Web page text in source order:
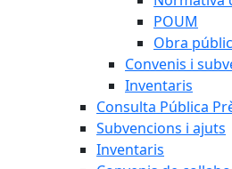
POUM
Obra
Convenis i
Inventaris
Consulta Pública
Subvencions i ajuts
Inventaris